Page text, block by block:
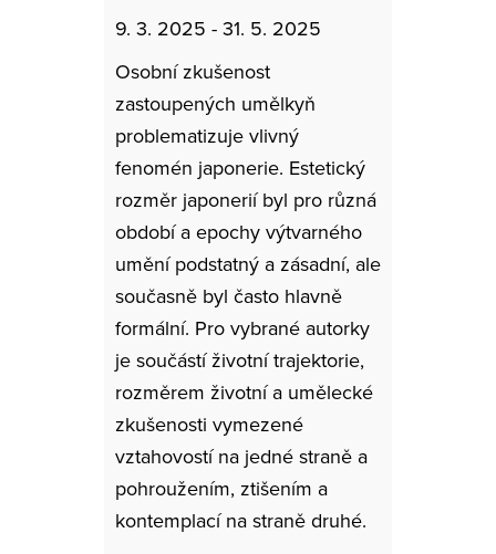
9. 3. 2025 - 31. 5. 2025
Osobní zkušenost
zastoupených umělkyň
problematizuje vlivný
fenomén japonerie. Estetický
rozměr japonerií byl pro různá
období a epochy výtvarného
umění podstatný a zásadní, ale
současně byl často hlavně
formální. Pro vybrané autorky
je součástí životní trajektorie,
rozměrem životní a umělecké
zkušenosti vymezené
vztahovostí na jedné straně a
pohroužením, ztišením a
kontemplací na straně druhé.